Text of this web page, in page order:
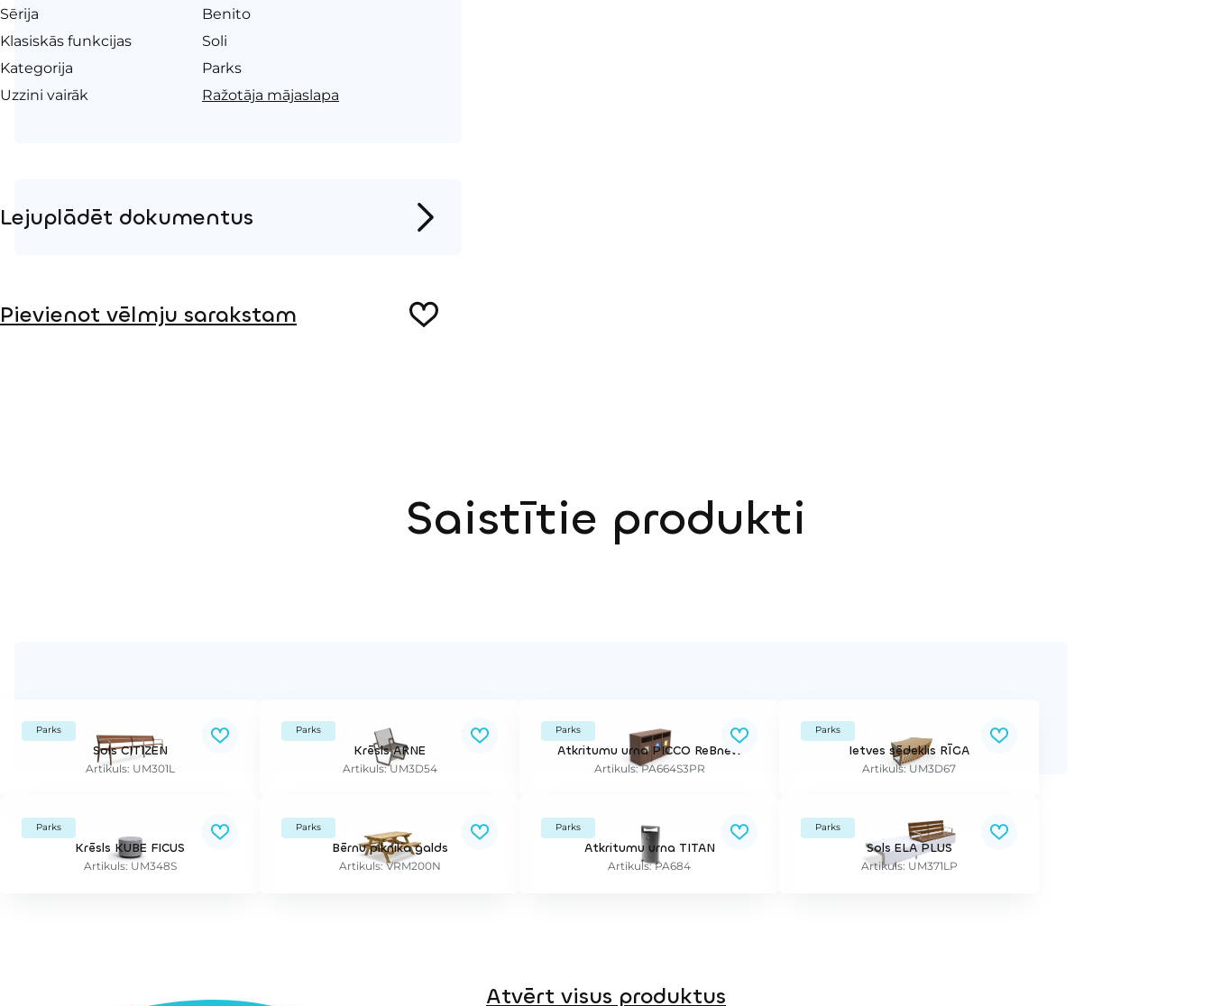
Sērija
Benito
Klasiskās funkcijas
Soli
Kategorija
Parks
Uzzini vairāk
Ražotāja mājaslapa
Lejuplādēt dokumentus
Pievienot vēlmju sarakstam
Saistītie produkti
Parks
Sols CITIZEN
Artikuls: UM301L
Parks
Krēsls ARNE
Artikuls: UM3D54
Parks
Atkritumu urna PICCO ReBnew
Artikuls: PA664S3PR
Parks
Ietves sēdeklis RĪGA
Artikuls: UM3D67
Parks
Krēsls KUBE FICUS
Artikuls: UM348S
Parks
Bērnu piknika galds
Artikuls: VRM200N
Parks
Atkritumu urna TITAN
Artikuls: PA684
Parks
Sols ELA PLUS
Artikuls: UM371LP
Atvērt visus produktus